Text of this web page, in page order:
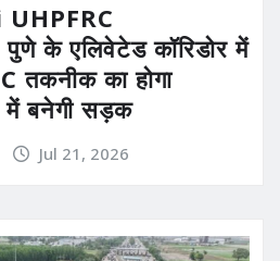
के एलिवेटेड कॉरिडोर में
तकनीक का होगा
में बनेगी सड़क
Jul 21, 2026